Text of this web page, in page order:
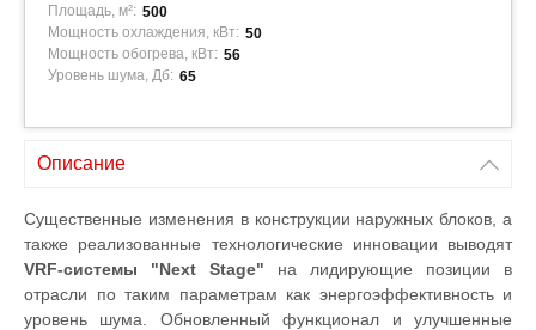
Площадь, м²: 500
Мощность охлаждения, кВт: 50
Мощность обогрева, кВт: 56
Уровень шума, Дб: 65
Описание
Существенные изменения в конструкции наружных блоков, а
также реализованные технологические инновации выводят
VRF-системы "Next Stage" на лидирующие позиции в
отрасли по таким параметрам как энергоэффективность и
уровень шума. Обновленный функционал и улучшенные